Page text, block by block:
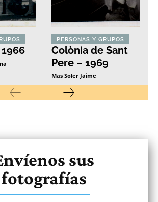
PERSONAS Y GRUPOS
Colònia de Sant
Pere – 1969
Mas Soler Jaime
sus
fotografías